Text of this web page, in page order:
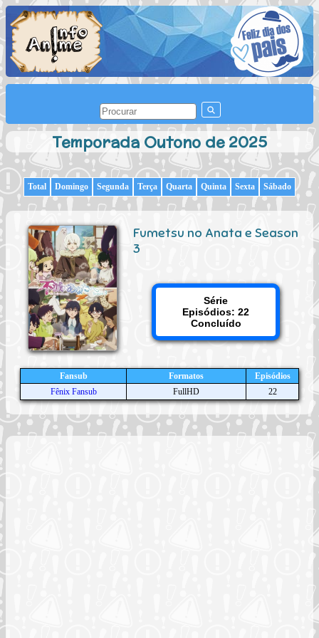
Temporada Outono de 2025
Total Domingo Segunda Terça Quarta Quinta Sexta Sábado
Fumetsu no Anata e Season
3
Série
Episódios: 22
Concluído
Fansub Formatos
Episódios
Fênix Fansub
FullHD 22